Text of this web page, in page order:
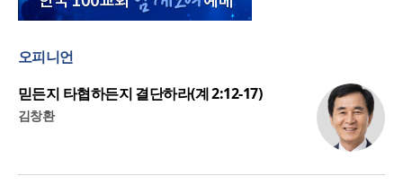
오피니언
믿든지 타협하든지 결단하라(계 2:12-17)
김창환